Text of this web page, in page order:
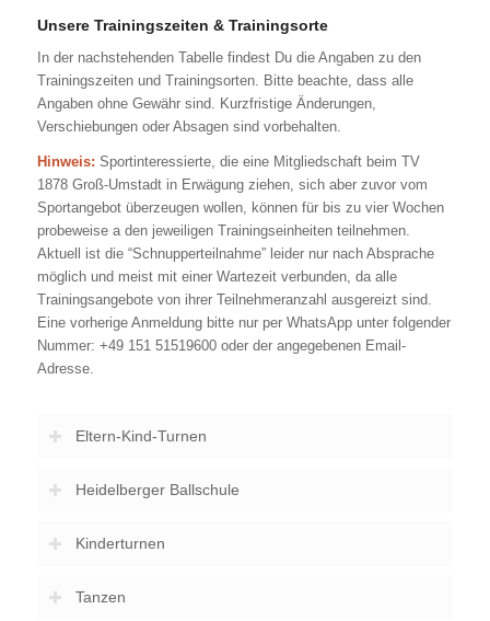
Unsere Trainingszeiten & Trainingsorte
In der nachstehenden Tabelle findest Du die Angaben zu den
Trainingszeiten und Trainingsorten. Bitte beachte, dass alle
Angaben ohne Gewähr sind. Kurzfristige Änderungen,
Verschiebungen oder Absagen sind vorbehalten.
Hinweis: Sportinteressierte, die eine Mitgliedschaft beim TV
1878 Groß-Umstadt in Erwägung ziehen, sich aber zuvor vom
Sportangebot überzeugen wollen, können für bis zu vier Wochen
probeweise a den jeweiligen Trainingseinheiten teilnehmen.
Aktuell ist die “Schnupperteilnahme” leider nur nach Absprache
möglich und meist mit einer Wartezeit verbunden, da alle
Trainingsangebote von ihrer Teilnehmeranzahl ausgereizt sind.
Eine vorherige Anmeldung bitte nur per WhatsApp unter folgender
Nummer: +49 151 51519600 oder der angegebenen Email-
Adresse.
Eltern-Kind-Turnen
Heidelberger Ballschule
Kinderturnen
Tanzen